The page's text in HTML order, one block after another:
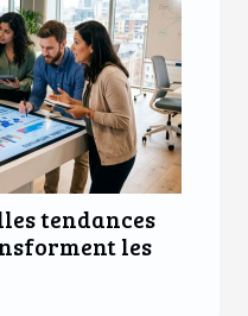
tendances
les